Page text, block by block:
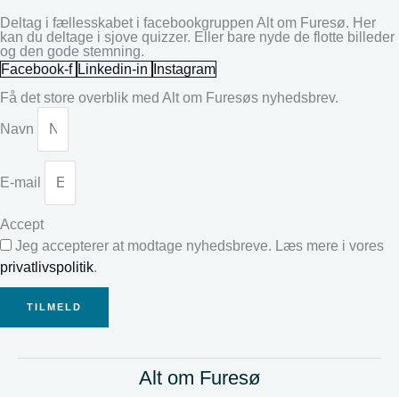
Deltag i fællesskabet i facebookgruppen Alt om Furesø. Her
kan du deltage i sjove quizzer. Eller bare nyde de flotte billeder
og den gode stemning.
Facebook-f Linkedin-in
Instagram
Få det store overblik med Alt om Furesøs nyhedsbrev.
Navn
E-mail
Accept
Jeg accepterer at modtage nyhedsbreve. Læs mere i vores
privatlivspolitik.
TILMELD
Alt om Furesø